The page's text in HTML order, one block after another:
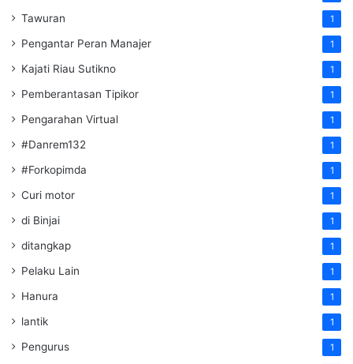
Tawuran 1
Pengantar Peran Manajer 1
Kajati Riau Sutikno 1
Pemberantasan Tipikor 1
Pengarahan Virtual 1
#Danrem132 1
#Forkopimda 1
Curi motor 1
di Binjai 1
ditangkap 1
Pelaku Lain 1
Hanura 1
lantik 1
Pengurus 1